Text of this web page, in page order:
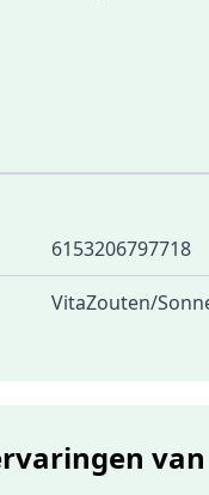
6153206797718
VitaZouten/